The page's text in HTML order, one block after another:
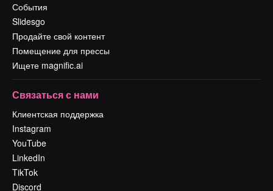
События
Slidesgo
Продайте свой контент
Помещение для прессы
Ищете magnific.ai
Связаться с нами
Клиентская поддержка
Instagram
YouTube
LinkedIn
TikTok
Discord